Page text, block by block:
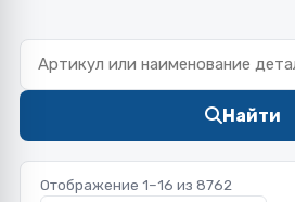
Найти
Отображение 1–16 из 8762